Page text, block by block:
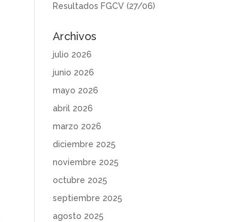
Resultados FGCV (27/06)
Archivos
julio 2026
junio 2026
mayo 2026
abril 2026
marzo 2026
diciembre 2025
noviembre 2025
octubre 2025
septiembre 2025
agosto 2025